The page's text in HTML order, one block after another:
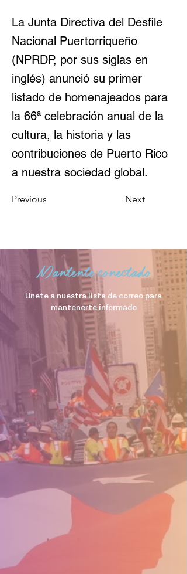
La Junta Directiva del Desfile
Nacional Puertorriqueño
(NPRDP, por sus siglas en
inglés) anunció su primer
listado de homenajeados para
la 66ª celebración anual de la
cultura, la historia y las
contribuciones de Puerto Rico
a nuestra sociedad global.
Previous Next
Mantente conectado
Unete a nuestra lista de correo para
mantenerte informado